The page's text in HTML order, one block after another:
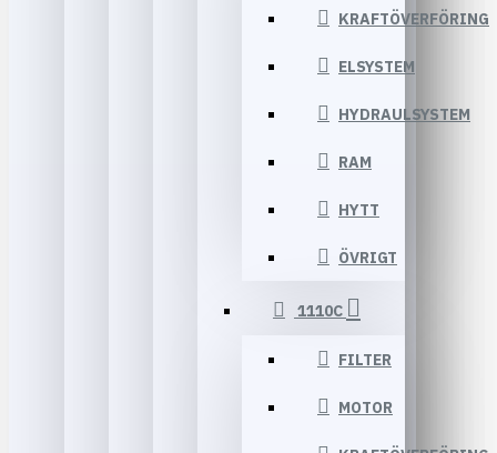
KRAFTÖVERFÖRING
ELSYSTEM
HYDRAULSYSTEM
RAM
HYTT
ÖVRIGT
1110C
FILTER
MOTOR